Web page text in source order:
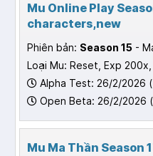
Mu Online Play
characters,new
Phiên bản: Season 15 -
Loại Mu: Reset, Exp
Alpha Test: 26/2/2026
Open Beta: 26/2/2026
Mu Ma Thần Season